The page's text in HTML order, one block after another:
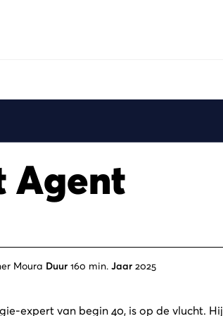
Agent
Moura Duur 160 min. Jaar 2025
expert van begin 40, is op de vlucht. Hij